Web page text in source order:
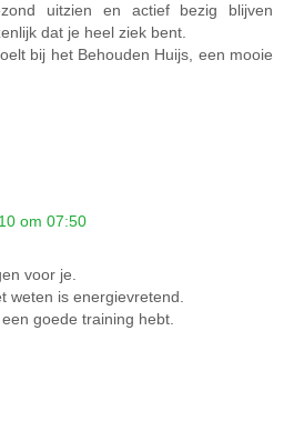
uitzien en actief bezig blijven
dat je heel ziek bent.
bij het Behouden Huijs, een mooie
om 07:50
voor je.
weten is energievretend.
goede training hebt.